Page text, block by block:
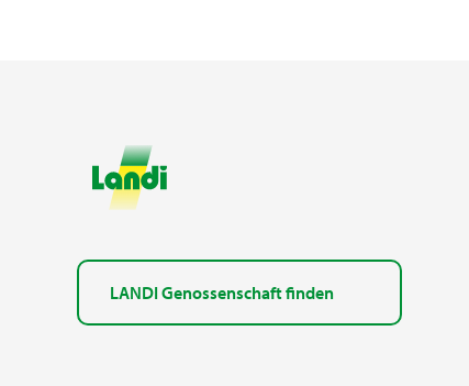
LANDI Genossenschaft finden